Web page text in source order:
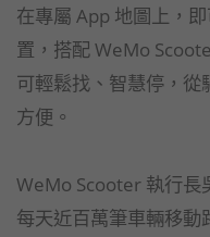
在專屬 App 地圖上，
置，搭配 WeMo
可輕鬆找、智慧停，
方便。
WeMo Scooter 執行長
每天近百萬筆車輛移